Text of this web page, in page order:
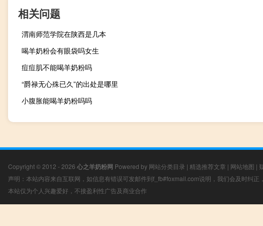
相关问题
渭南师范学院在陕西是几本
喝羊奶粉会有眼袋吗女生
痘痘肌不能喝羊奶粉吗
“爵禄无心殊已久”的出处是哪里
小腹胀能喝羊奶粉吗吗
Copyright © 2012 - 2026 心之羊奶粉网 Powered by 网站分类目录 | 精选推荐文章 | 网站地图 |
声明：本站内容来自互联网，如信息有错误可发邮件到f_fb#foxmail.com说明，我们会及时纠正
本站仅为个人兴趣爱好，不接盈利性广告及商业合作